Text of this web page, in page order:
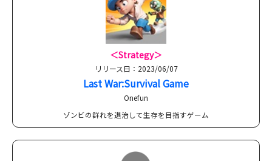
＜Strategy＞
リリース日：2023/06/07
Last War:Survival Game
Onefun
ゾンビの群れを退治して生存を目指すゲーム